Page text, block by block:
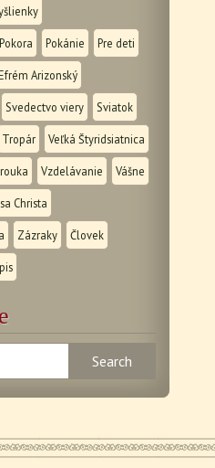
Pokora Pokánie Pre deti
Arizonský
Svedectvo viery Sviatok
Tropár Veľká Štyridsiatnica
Vzdelávanie Vášne
Christa
Zázraky Človek